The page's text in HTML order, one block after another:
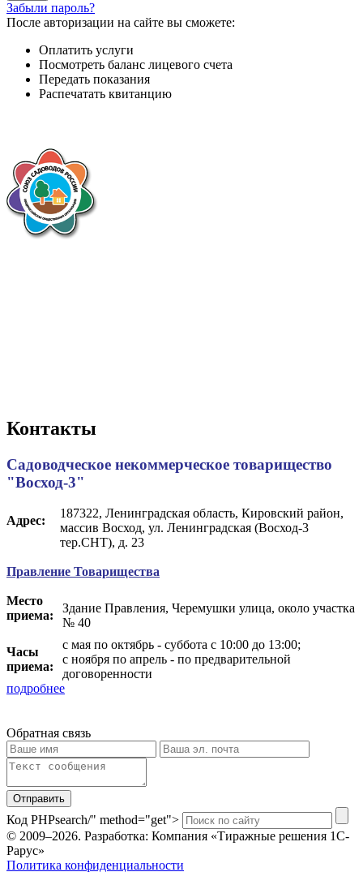
Забыли пароль?
После авторизации на сайте вы сможете:
Оплатить услуги
Посмотреть баланс лицевого счета
Передать показания
Распечатать квитанцию
Контакты
Садоводческое некоммерческое товарищество
"Восход-3"
Адрес:
187322, Ленинградская область, Кировский район,
массив Восход, ул. Ленинградская (Восход-3
тер.СНТ), д. 23
Правление Товарищества
Место
приема:
Здание Правления, Черемушки улица, около участка
№ 40
Часы
приема:
с мая по октябрь - суббота с 10:00 до 13:00;
с ноября по апрель - по предварительной
договоренности
подробнее
Обратная связь
Отправить
Код PHPsearch/" method="get">
© 2009–2026. Разработка: Компания «Тиражные решения 1С-
Рарус»
Политика конфиденциальности